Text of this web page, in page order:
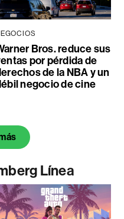
Bros. reduce sus
por pérdida de
de la NBA y un
negocio de cine
Línea